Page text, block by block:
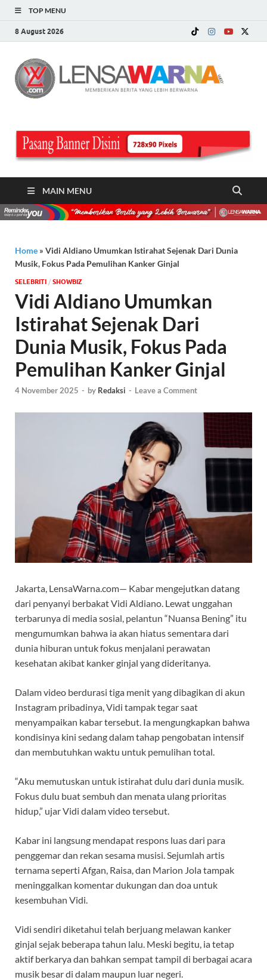
TOP MENU
8 August 2026
MAIN MENU
Home » Vidi Aldiano Umumkan Istirahat Sejenak Dari Dunia
Musik, Fokus Pada Pemulihan Kanker Ginjal
SELEBRITI / ‎SHOWBIZ
Vidi Aldiano Umumkan
Istirahat Sejenak Dari
Dunia Musik, Fokus Pada
Pemulihan Kanker Ginjal
4 November 2025 - by Redaksi - Leave a Comment
Jakarta, LensaWarna.com— Kabar mengejutkan datang
dari penyanyi berbakat Vidi Aldiano. Lewat unggahan
terbarunya di media sosial, pelantun “Nuansa Bening” itu
mengumumkan bahwa ia akan hiatus sementara dari
dunia hiburan untuk fokus menjalani perawatan
kesehatan akibat kanker ginjal yang dideritanya.
Dalam video berdurasi tiga menit yang dibagikan di akun
Instagram pribadinya, Vidi tampak tegar saat
menyampaikan kabar tersebut. Ia mengungkapkan bahwa
kondisinya kini sedang dalam tahap pengobatan intensif
dan membutuhkan waktu untuk pemulihan total.
“Aku memutuskan untuk istirahat dulu dari dunia musik.
Fokus dulu buat sembuh dan menata ulang prioritas
hidup,” ujar Vidi dalam video tersebut.
Kabar ini langsung mendapat respons luas dari para
penggemar dan rekan sesama musisi. Sejumlah artis
ternama seperti Afgan, Raisa, dan Marion Jola tampak
meninggalkan komentar dukungan dan doa untuk
kesembuhan Vidi.
Vidi sendiri diketahui telah berjuang melawan kanker
ginjal sejak beberapa tahun lalu. Meski begitu, ia tetap
aktif berkarya dan bahkan sempat tampil di berbagai acara
musik besar di dalam maupun luar negeri.